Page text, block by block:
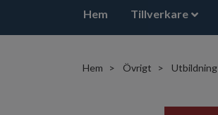
Hem Tillverkare
Hem Övrigt Utbildning